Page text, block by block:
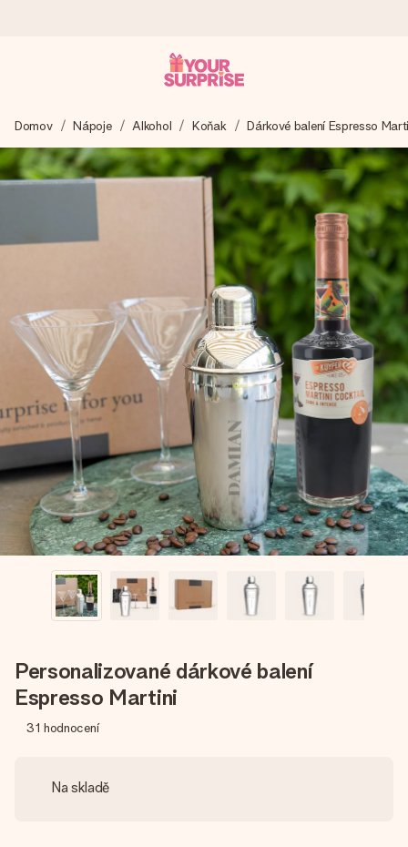
Váš dárek vytvoříme s láskou a bleskově odešleme –
abyste ho mohli darovat právě v tu správnou chvíli, kdy na
tom nejvíc záleží.
4,8 (na základě +15 000 recenzí)
Naše dárky inspirují. Zákazníci nás na Google Reviews
Přáníčko zdarma
Vytvořte něco jedinečného během několika kroků – s jejím
jménem, vaší fotografií nebo vzkazem, který doopravdy
zahřeje u srdce. Žádné zbytečné složitosti, jen spousta
lásky pro daný okamžik.
Domov Nápoje Alkohol Koňak Dárkové balení Espresso
Personalizované dárkové balení
Espresso Martini
31 hodnocení
Na skladě